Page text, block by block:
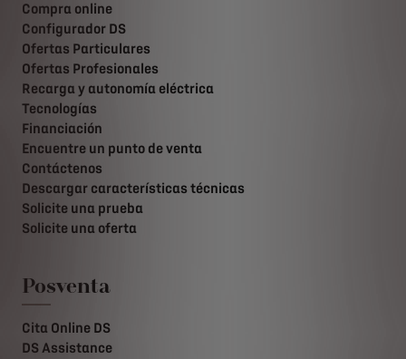
Compra online
Configurador DS
Ofertas Particulares
Ofertas Profesionales
Recarga y autonomía eléctrica
Tecnologías
Financiación
Encuentre un punto de venta
Contáctenos
Descargar características técnicas
Solicite una prueba
Solicite una oferta
Posventa
Cita Online DS
DS Assistance